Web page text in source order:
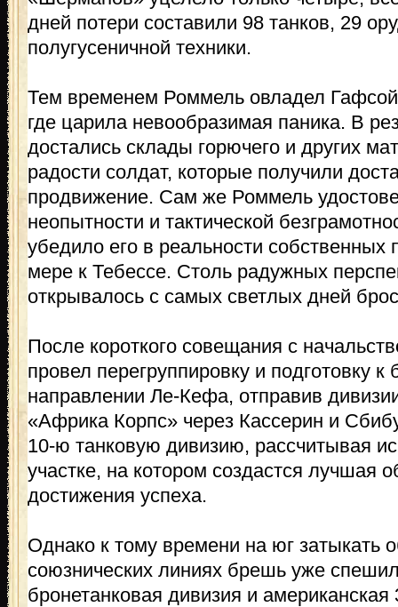
дней потери составили 98 танков, 29
полугусеничной техники.
Тем временем Роммель овладел
где царила невообразимая паника. В
достались склады горючего и других
радости солдат, которые получили
продвижение. Сам же Роммель
неопытности и тактической
убедило его в реальности
мере к Тебессе. Столь радужных
открывалось с самых светлых дней
После короткого совещания с
провел перегруппировку и подготовку к
направлении Ле-Кефа, отправив
«Африка Корпс» через Кассерин и
10-ю танковую дивизию, рассчитывая
участке, на котором создастся лучшая
достижения успеха.
Однако к тому времени на юг затыкать
союзнических линиях брешь уже
бронетанковая дивизия и